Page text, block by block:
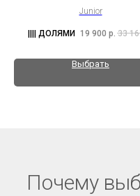
Junior
19 900 р. 33
Выбрать
Почему